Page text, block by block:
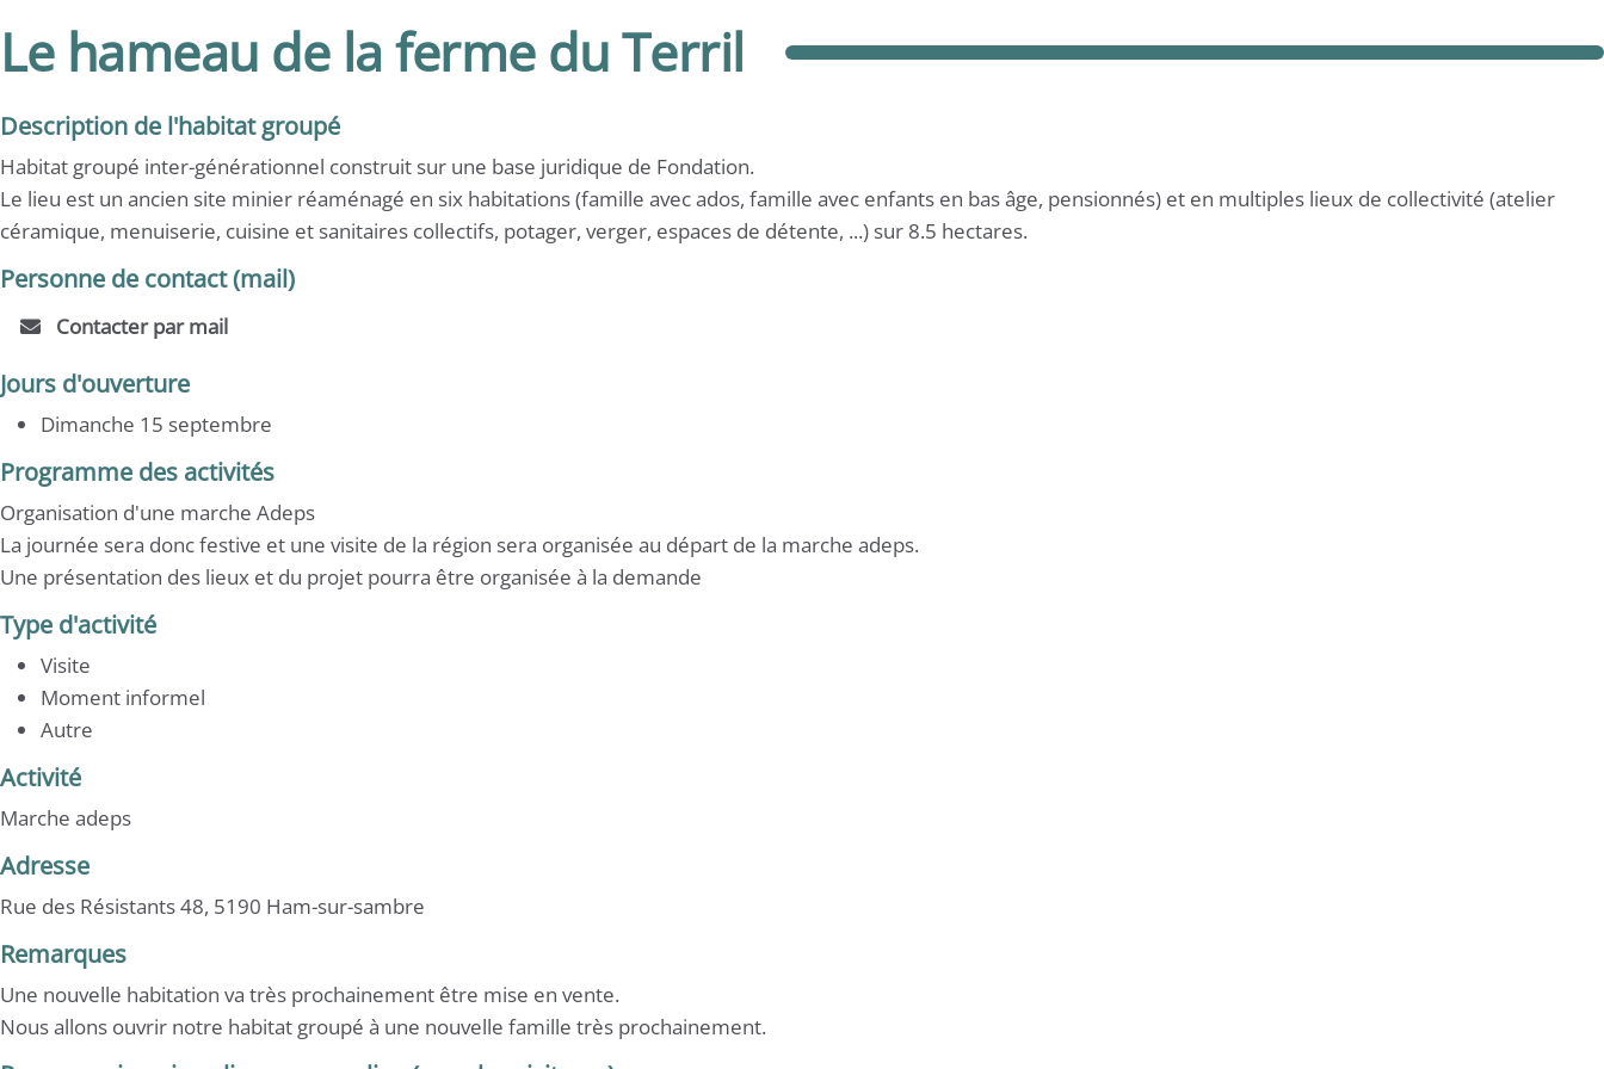
Le hameau de la ferme du Terril
Description de l'habitat groupé
Habitat groupé inter-générationnel construit sur une base juridique de Fondation.
Le lieu est un ancien site minier réaménagé en six habitations (famille avec ados, famille avec enfants en bas âge, pensionnés) et en multiples lieux de collectivité (atelier
céramique, menuiserie, cuisine et sanitaires collectifs, potager, verger, espaces de détente, ...) sur 8.5 hectares.
Personne de contact (mail)
Contacter par mail
Jours d'ouverture
Dimanche 15 septembre
Programme des activités
Organisation d'une marche Adeps
La journée sera donc festive et une visite de la région sera organisée au départ de la marche adeps.
Une présentation des lieux et du projet pourra être organisée à la demande
Type d'activité
Visite
Moment informel
Autre
Activité
Marche adeps
Adresse
Rue des Résistants 48, 5190 Ham-sur-sambre
Remarques
Une nouvelle habitation va très prochainement être mise en vente.
Nous allons ouvrir notre habitat groupé à une nouvelle famille très prochainement.